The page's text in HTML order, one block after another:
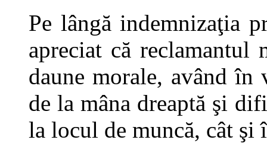
Pe lângă indemnizaţia
apreciat că
daune morale, având în
de la mâna dreaptă şi
la locul de muncă, cât şi